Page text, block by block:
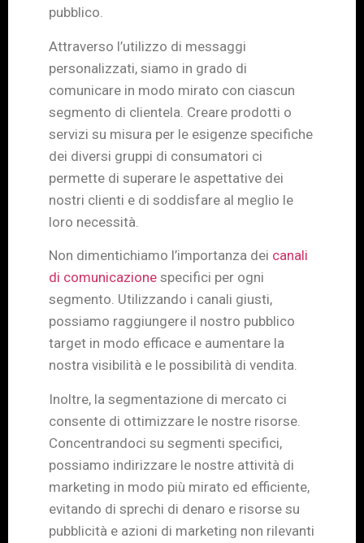
pubblico.
Attraverso l’utilizzo di messaggi
personalizzati, siamo in grado di
comunicare in modo mirato con ciascun
segmento di clientela. Creare prodotti o
servizi su misura per le esigenze specifiche
dei diversi gruppi di consumatori ci
permette di superare le aspettative dei
nostri clienti e di soddisfare al meglio le
loro necessità.
Non dimentichiamo l’importanza dei canali
di comunicazione specifici per ogni
segmento. Utilizzando i canali giusti,
possiamo raggiungere il nostro pubblico
target in modo efficace e aumentare la
nostra visibilità e le possibilità di vendita.
Inoltre, la segmentazione di mercato ci
consente di ottimizzare le nostre risorse.
Concentrandoci su segmenti specifici,
possiamo indirizzare le nostre attività di
marketing in modo più mirato ed efficiente,
evitando di sprechi di denaro e risorse su
pubblicità e azioni di marketing non rilevanti